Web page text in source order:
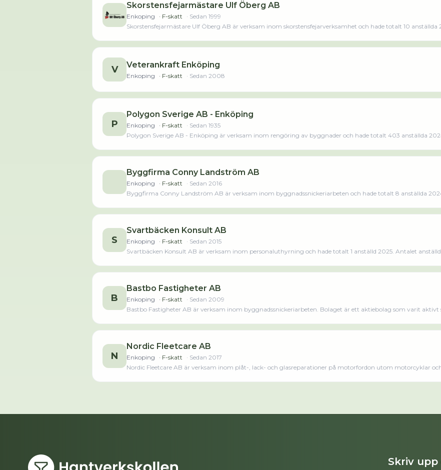
Skorstensfejarmästare Ulf Öberg AB
Enkoping · F-skatt · Sedan 1999
Skorstensfejarmästare Ulf Öberg AB är verksam inom skorstensfejarverksamhet och hade totalt 10
Skorstensfejarmästare Ulf Öberg AB omsatte 15 788 000,00 kr senaste räkenskapsåret (2024).Läs
V Veterankraft Enköping
Enkoping · F-skatt · Sedan 2008
P
Polygon Sverige AB - Enköping
Enkoping · F-skatt · Sedan 1935
Polygon Sverige AB - Enköping är verksam inom rengöring av byggnader och hade totalt 403 anställda
Sverige AB - Enköping omsatte 402 844 000,00 kr senaste räkenskapsåret (2024).Läs merLäs mindre
Byggfirma Conny Landström AB
Enkoping · F-skatt · Sedan 2016
Byggfirma Conny Landström AB är verksam inom byggnadssnickeriarbeten och hade totalt 8 anställda
Byggfirma Conny Landström AB omsatte 14 917 000,00 kr senaste räkenskapsåret (2024).Läs merLäs
S
Svartbäcken Konsult AB
Enkoping · F-skatt · Sedan 2015
Svartbäcken Konsult AB är verksam inom personaluthyrning och hade totalt 1 anställd 2025. Antalet
2 375 000,00 kr senaste räkenskapsåret (2025).Läs merLäs mindre
B
Bastbo Fastigheter AB
Enkoping · F-skatt · Sedan 2009
Bastbo Fastigheter AB är verksam inom byggnadssnickeriarbeten. Bolaget är ett aktiebolag som varit aktivt
N
Nordic Fleetcare AB
Enkoping · F-skatt · Sedan 2017
Nordic Fleetcare AB är verksam inom plåt-, lack- och glasreparationer på motorfordon utom motorcyklar
varit aktivt sedan 2017. Nordic Fleetcare AB omsatte 22 624 000,00 kr senaste
Skriv